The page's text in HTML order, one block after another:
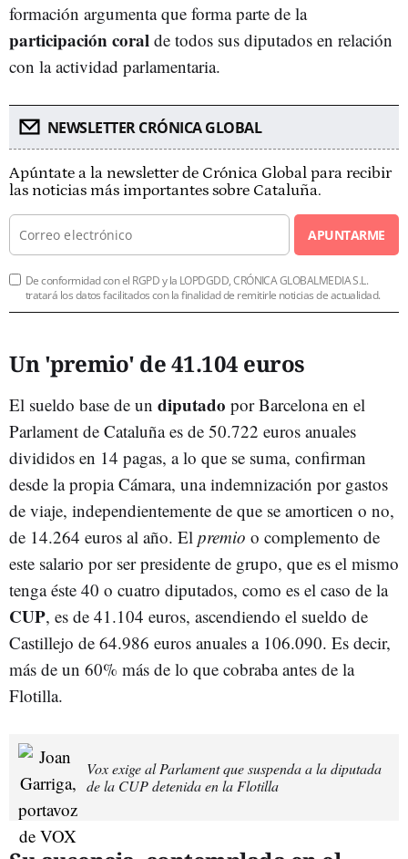
formación argumenta que forma parte de la
participación coral de todos sus diputados en relación
con la actividad parlamentaria.
NEWSLETTER CRÓNICA GLOBAL
Apúntate a la newsletter de Crónica Global para recibir
las noticias más importantes sobre Cataluña.
APUNTARME
De conformidad con el RGPD y la LOPDGDD, CRÓNICA GLOBALMEDIA S.L.
tratará los datos facilitados con la finalidad de remitirle noticias de actualidad.
Un 'premio' de 41.104 euros
El sueldo base de un diputado por Barcelona en el
Parlament de Cataluña es de 50.722 euros anuales
divididos en 14 pagas, a lo que se suma, confirman
desde la propia Cámara, una indemnización por gastos
de viaje, independientemente de que se amorticen o no,
de 14.264 euros al año. El premio o complemento de
este salario por ser presidente de grupo, que es el mismo
tenga éste 40 o cuatro diputados, como es el caso de la
CUP, es de 41.104 euros, ascendiendo el sueldo de
Castillejo de 64.986 euros anuales a 106.090. Es decir,
más de un 60% más de lo que cobraba antes de la
Flotilla.
Vox exige al Parlament que suspenda a la diputada
de la CUP detenida en la Flotilla